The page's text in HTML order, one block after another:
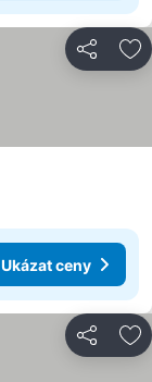
Sdílet
Ukázat ceny
Sdílet